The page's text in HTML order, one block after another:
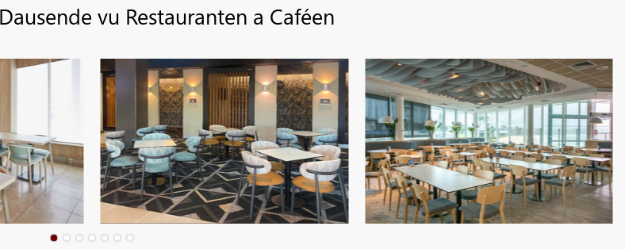
vu Restauranten a Caféen